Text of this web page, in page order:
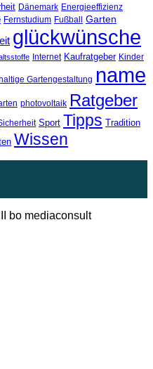
Dänemark Energieeffizienz
Fernstudium Fußball Garten
glückwünsche
Internet Kaufratgeber Kinder
Gartengestaltung name
photovoltaik Ratgeber
Sport Tipps Tradition
Wissen
bo mediaconsult